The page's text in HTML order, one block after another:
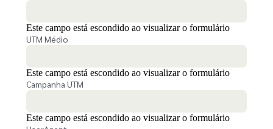
Este campo está escondido ao visualizar o formulário
UTM Médio
Este campo está escondido ao visualizar o formulário
Campanha UTM
Este campo está escondido ao visualizar o formulário